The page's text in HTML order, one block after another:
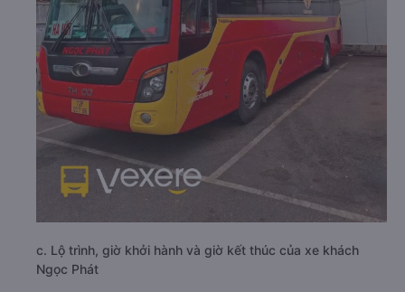
c. Lộ trình, giờ khởi hành và giờ kết thúc của xe khách
Ngọc Phát